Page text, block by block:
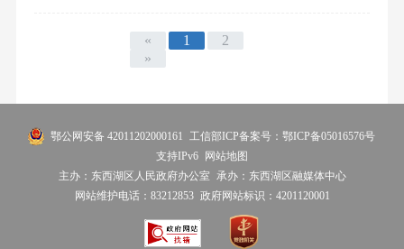
« 1
2
»
鄂公网安备 42011202000161
工信部ICP备案号：鄂ICP备05016576号
支持IPv6 网站地图
主办：东西湖区人民政府办公室
承办：东西湖区融媒体中心
网站维护电话：83212853 政府网站标识：4201120001